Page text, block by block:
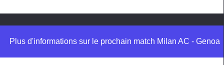
Plus d'informations sur le prochain match Milan AC - Genoa